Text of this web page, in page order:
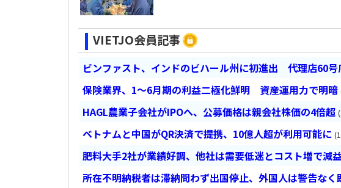
VIETJO会員記事
ビンファスト、インドのビハール州に初進出 代理店60号
保険業界、1～6月期の利益二極化鮮明 資産運用力で明暗
HAGL農業子会社がIPOへ、公募価格は親会社株価の4倍超
ベトナムと中国がQR決済で提携、10億人超が利用可能に
肥料大手2社が業績好調、他社は需要低迷とコスト増で減
所在不明納税者は滞納問わず出国停止、外国人は警告なく